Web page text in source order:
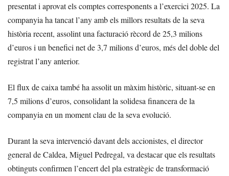
presentat i aprovat els comptes corresponents a l’exercici 2025. La
companyia ha tancat l’any amb els millors resultats de la seva
història recent, assolint una facturació rècord de 25,3 milions
d’euros i un benefici net de 3,7 milions d’euros, més del doble del
registrat l’any anterior.
El flux de caixa també ha assolit un màxim històric, situant-se en
7,5 milions d’euros, consolidant la solidesa financera de la
companyia en un moment clau de la seva evolució.
Durant la seva intervenció davant dels accionistes, el director
general de Caldea, Miguel Pedregal, va destacar que els resultats
obtinguts confirmen l’encert del pla estratègic de transformació